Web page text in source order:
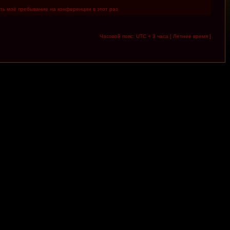
моё пребывание на конференции в этот раз
Часовой пояс: UTC + 3 часа [ Летнее время ]